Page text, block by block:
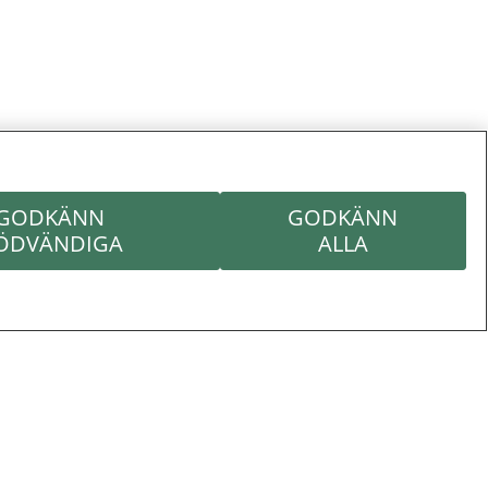
GODKÄNN
ALLA